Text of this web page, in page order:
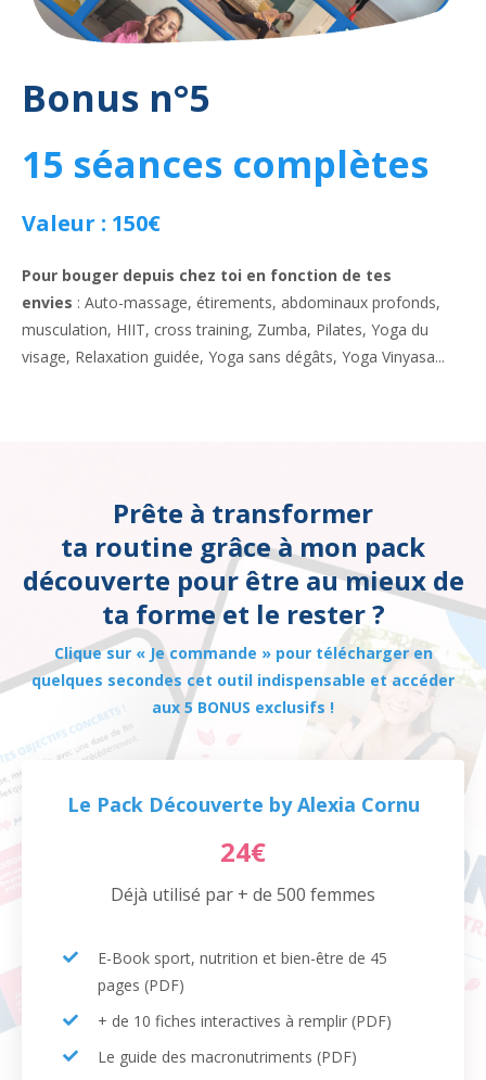
Bonus n°5
15 séances complètes
Valeur : 150€
Pour bouger depuis chez toi en fonction de tes
envies : Auto-massage, étirements, abdominaux profonds,
musculation, HIIT, cross training, Zumba, Pilates, Yoga du
visage, Relaxation guidée, Yoga sans dégâts, Yoga Vinyasa...
Prête à transformer
ta routine grâce à mon pack
découverte pour être au mieux de
ta forme et le rester ?
Clique sur « Je commande » pour télécharger en
quelques secondes cet outil indispensable et accéder
aux 5 BONUS exclusifs !
Le Pack Découverte by Alexia Cornu
24€
Déjà utilisé par + de 500 femmes
E-Book sport, nutrition et bien-être de 45
pages (PDF)
+ de 10 fiches interactives à remplir (PDF)
Le guide des macronutriments (PDF)